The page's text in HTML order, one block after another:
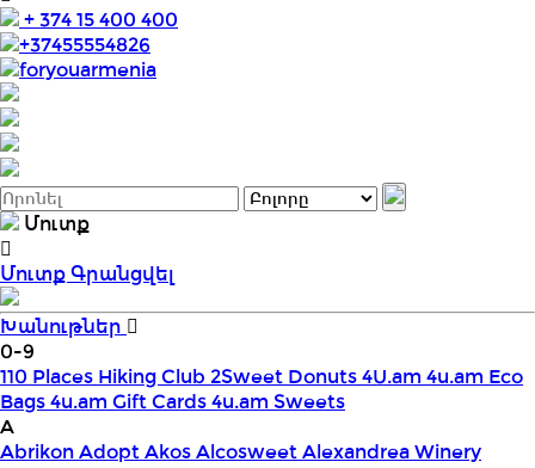
+ 374 15 400 400
+37455554826
foryouarmenia
Մուտք
ՄուտքԳրանցվել
Խանութներ
0-9
110 Places Hiking Club 2Sweet Donuts4U.am 4u.am Eco
Bags4u.am Gift Cards4u.am Sweets
A
AbrikonAdoptAkosAlcosweetAlexandrea Winery